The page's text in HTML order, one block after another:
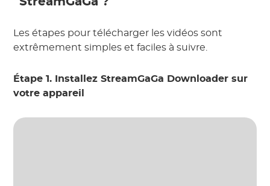
Les étapes pour télécharger les vidéos sont
extrêmement simples et faciles à suivre.
Étape 1. Installez StreamGaGa Downloader sur
votre appareil